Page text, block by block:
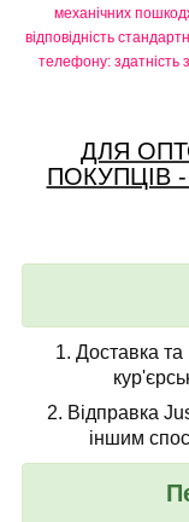
механічних
відповідність
телефону: здатність
ДЛЯ
ПОКУПЦІВ
1. Доставка та
2. Відправка
іншим